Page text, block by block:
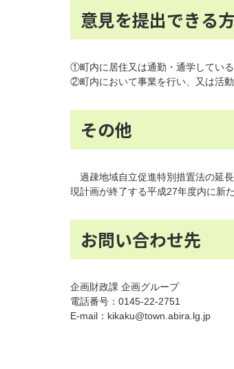
意見を提出できる方
①町内に居住又は通勤・通学してい
②町内において事業を行い、又は活
その他
過疎地域自立促進特別措置法の延
現計画が終了する平成27年度内に新
お問い合わせ先
企画財政課 企画グループ
電話番号：0145-22-2751
E-mail：kikaku@town.abira.lg.jp